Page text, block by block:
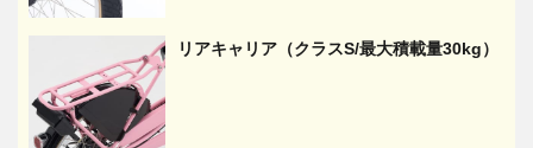
リアキャリア（クラスS/最大積載量30kg）